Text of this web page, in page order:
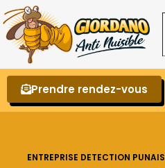
Prendre rendez-vous
ENTREPRISE DETECTION